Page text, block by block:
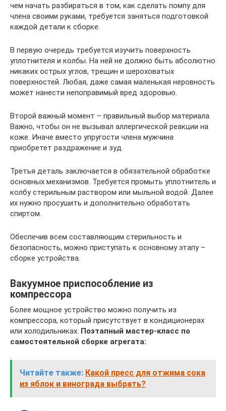
чем начать разбираться в том, как сделать помпу для
члена своими руками, требуется заняться подготовкой
каждой детали к сборке.
В первую очередь требуется изучить поверхность
уплотнителя и колбы. На ней не должно быть абсолютно
никаких острых углов, трещин и шероховатых
поверхностей. Любая, даже самая маленькая неровность
может нанести непоправимый вред здоровью.
Второй важный момент – правильный выбор материала.
Важно, чтобы он не вызывал аллергической реакции на
коже. Иначе вместо упругости члена мужчина
приобретет раздражение и зуд.
Третья деталь заключается в обязательной обработке
основных механизмов. Требуется промыть уплотнитель и
колбу стерильным раствором или мыльной водой. Далее
их нужно просушить и дополнительно обработать
спиртом.
Обеспечив всем составляющим стерильность и
безопасность, можно приступать к основному этапу –
сборке устройства.
Вакуумное приспособление из
компрессора
Более мощное устройство можно получить из
компрессора, который присутствует в кондиционерах
или холодильниках. Поэтапный мастер-класс по
самостоятельной сборке агрегата:
Читайте также: Какой пресс для отжима сока
из яблок и винограда выбрать?